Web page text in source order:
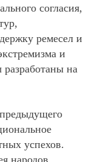
согласия,
ремесел и
и
на
успехов.
народов